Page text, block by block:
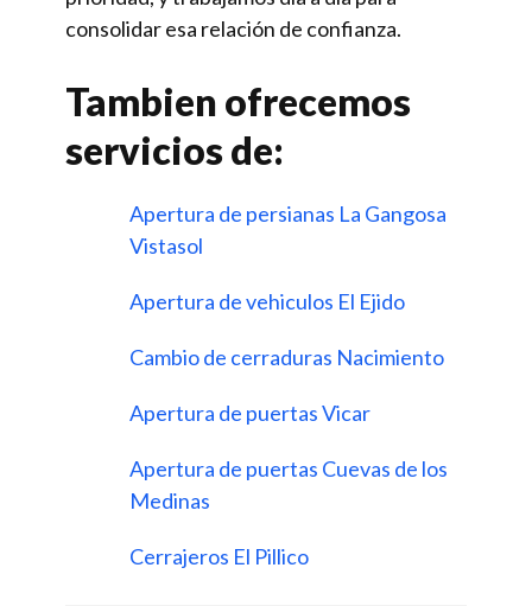
consolidar esa relación de confianza.
Tambien ofrecemos
servicios de:
Apertura de persianas La Gangosa
Vistasol
Apertura de vehiculos El Ejido
Cambio de cerraduras Nacimiento
Apertura de puertas Vicar
Apertura de puertas Cuevas de los
Medinas
Cerrajeros El Pillico